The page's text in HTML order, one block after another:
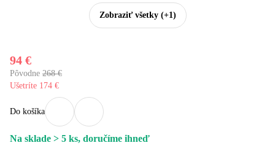
Zobraziť všetky(+1)
94 €
Pôvodne 268 €
Ušetríte 174 €
Do košíka
Na sklade > 5 ks, doručíme ihneď